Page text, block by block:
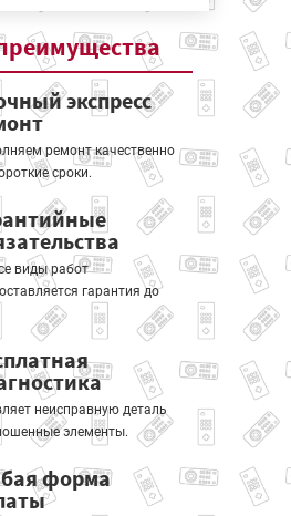
экспресс
ремонт качественно
сроки.
виды работ
гарантия до
неисправную деталь
элементы.
форма